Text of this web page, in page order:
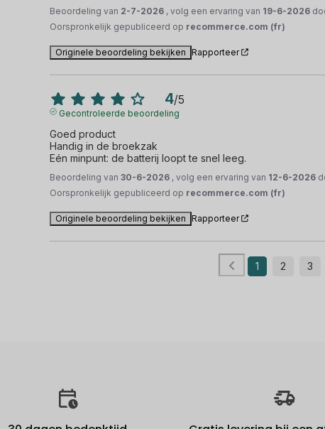
Beoordeling van 2-7-2026 , volg een ervaring van 19-6-2026
Oorspronkelijk gepubliceerd op recommerce.com (fr)
Originele beoordeling bekijken Rapporteer
4/5
Gecontroleerde beoordeling
Goed product
Handig in de broekzak
Eén minpunt: de batterij loopt te snel leeg.
Beoordeling van30-6-2026 , volg een ervaring van 12-6-2026
Oorspronkelijk gepubliceerd op recommerce.com (fr)
Originele beoordeling bekijken Rapporteer
1 2 3